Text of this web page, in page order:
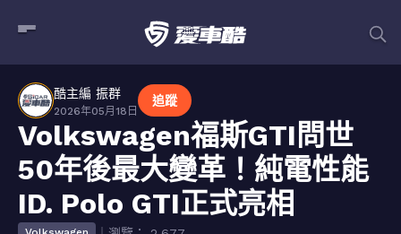
酷主編 振群
2026年05月18日
追蹤
Volkswagen福斯GTI問世
50年後最大變革！純電性能
ID. Polo GTI正式亮相